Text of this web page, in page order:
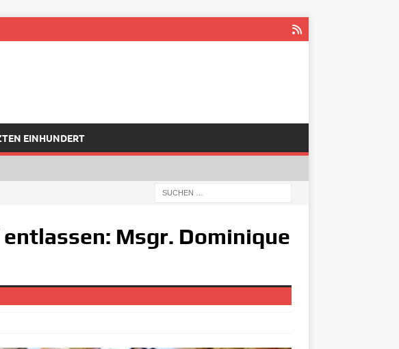
EINHUNDERT
Msgr. Dominique